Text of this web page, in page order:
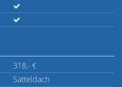
318,- €
Satteldach